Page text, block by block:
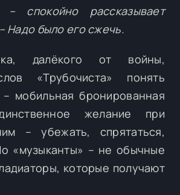
– спокойно рассказывает
Надо было его сжечь.
далёкого от войны,
«Трубочиста» понять
мобильная бронированная
желание при
– убежать, спрятаться,
«музыканты» – не обычные
которые получают